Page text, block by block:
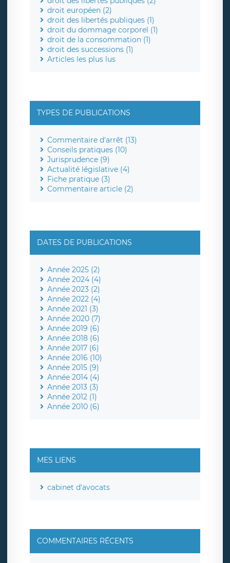
droit européen (2)
droit des libertés publiques (1)
droit du dommage corporel (1)
droit de la consommation (1)
droit des successions (1)
Articles les plus lus
TYPES DE PUBLICATIONS
Commentaire d'arrêt (13)
Conseils pratiques (10)
Jurisprudence (9)
Actualité législative (4)
Fiche pratique (3)
Commentaire article (2)
DATES DE PUBLICATIONS
Année 2025 (2)
Année 2024 (4)
Année 2023 (2)
Année 2022 (4)
Année 2021 (3)
Année 2020 (7)
Année 2019 (6)
Année 2018 (6)
Année 2017 (6)
Année 2016 (10)
Année 2015 (9)
Année 2014 (4)
Année 2013 (3)
Année 2012 (1)
Année 2010 (6)
MES LIENS
cabinet d'avocats
COMMENTAIRES RÉCENTS